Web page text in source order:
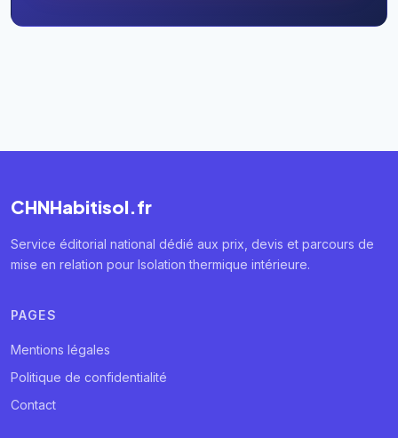
CHNHabitisol.fr
Service éditorial national dédié aux prix, devis et parcours de
mise en relation pour Isolation thermique intérieure.
PAGES
Mentions légales
Politique de confidentialité
Contact